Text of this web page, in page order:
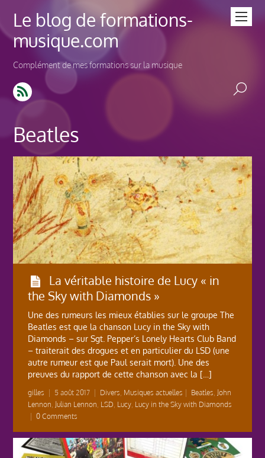
Le blog de formations-
musique.com
Complément de mes formations sur la musique
Beatles
La véritable histoire de Lucy « in
the Sky with Diamonds »
Une des rumeurs les mieux établies sur le groupe The
Beatles est que la chanson Lucy in the Sky with
Diamonds – sur Sgt. Pepper’s Lonely Hearts Club Band
– traiterait des drogues et en particulier du LSD (une
autre rumeur est que Paul serait mort). Une des
preuves du rapport de cette chanson avec la […]
gilles 5 août 2017 Divers Musiques actuelles Beatles
John
Lennon
Julian Lennon LSD Lucy Lucy in the Sky with Diamonds
0 Comments